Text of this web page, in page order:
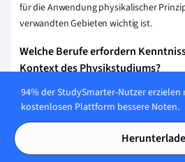
für die Anwendung physikalischer
verwandten Gebieten wichtig ist.
Welche Berufe erfordern
Kontext des Physikstudiums?
Berufe, die Kenntnisse in Gesteinskunde
Physikstudiums erfordern, umfassen
Rohstoffanalysten, Ingenieure im
der Erd- und Umweltforschung. Diese
die Untersuchung und Analyse von
94% der StudySmarter-Nutzer erzielen
kostenlosen Plattform bessere Noten.